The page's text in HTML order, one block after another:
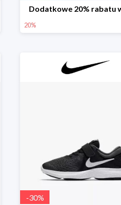
Dodatkowe 20% rabatu
20%
-30%